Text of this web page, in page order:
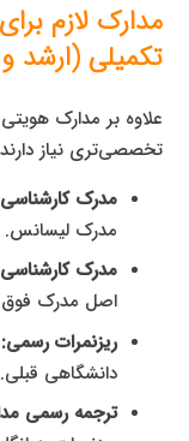
مدارک لازم
تکمیلی (ارشد
علاوه بر مدارک
تخصصی‌تری نیاز
مدرک
مدرک لیسانس.
مدرک کارشناسی
اصل مدرک
ریزنمرات رسمی:
دانشگاهی قبلی.
ترجمه رسمی